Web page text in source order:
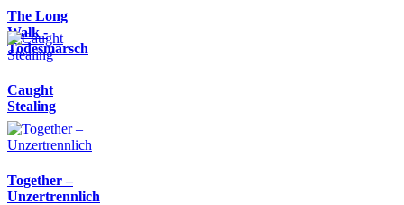
The Long
Walk -
Todesmarsch
Caught
Stealing
Together –
Unzertrennlich